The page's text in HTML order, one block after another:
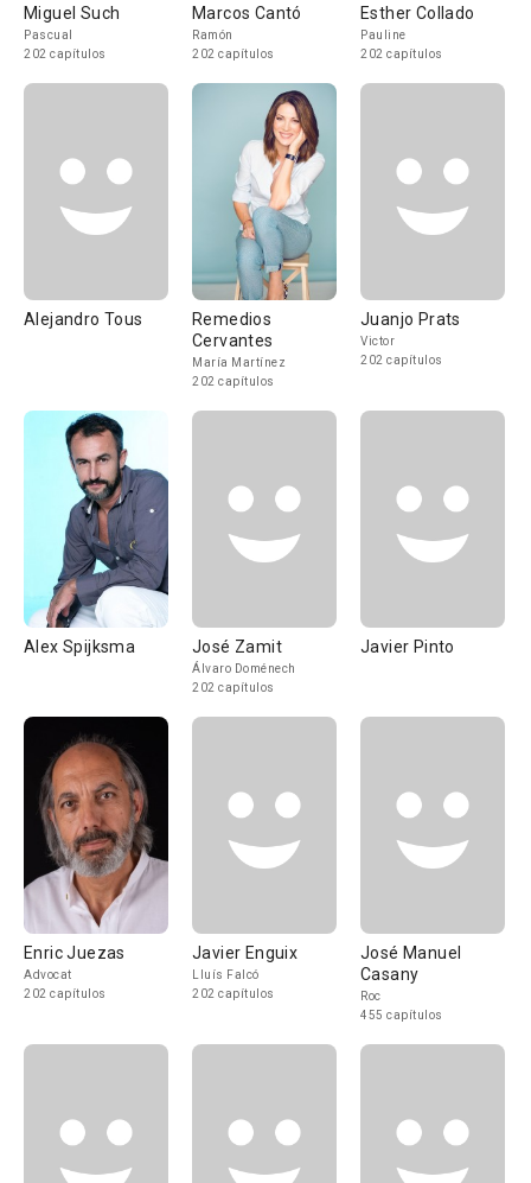
Miguel Such
Pascual
202 capítulos
Marcos Cantó
Ramón
202 capítulos
Esther Collado
Pauline
202 capítulos
Alejandro Tous
Remedios
Cervantes
María Martínez
202 capítulos
Juanjo Prats
Victor
202 capítulos
Alex Spijksma José Zamit
Álvaro Doménech
202 capítulos
Javier Pinto
Enric Juezas
Advocat
202 capítulos
Javier Enguix
Lluís Falcó
202 capítulos
José Manuel
Casany
Roc
455 capítulos